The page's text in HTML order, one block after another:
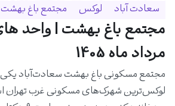
سعادت آباد لوکس مجتمع باغ بهشت
مجتمع باغ بهشت | واحد
مرداد ماه 1405
مجتمع مسکونی باغ بهشت سعادت‌آباد یکی
لوکس‌ترین شهرک‌های مسکونی غرب تهران